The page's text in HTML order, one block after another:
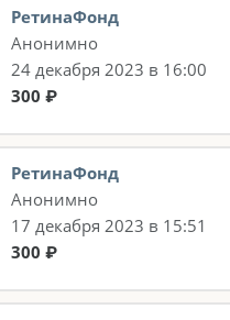
РетинаФонд
Анонимно
24 декабря 2023 в 16:00
300 ₽
РетинаФонд
Анонимно
17 декабря 2023 в 15:51
300 ₽